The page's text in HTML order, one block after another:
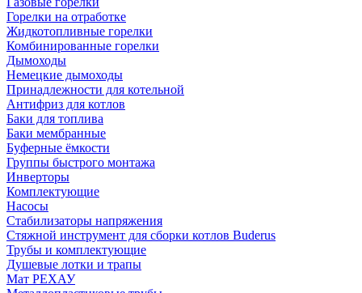
Горелки на отработке
Жидкотопливные горелки
Комбинированные горелки
Дымоходы
Немецкие дымоходы
Принадлежности для котельной
Антифриз для котлов
Баки для топлива
Баки мембранные
Буферные ёмкости
Группы быстрого монтажа
Инверторы
Комплектующие
Насосы
Стабилизаторы напряжения
Стяжной инструмент для сборки котлов Buderus
Трубы и комплектующие
Душевые лотки и трапы
Мат РЕХАУ